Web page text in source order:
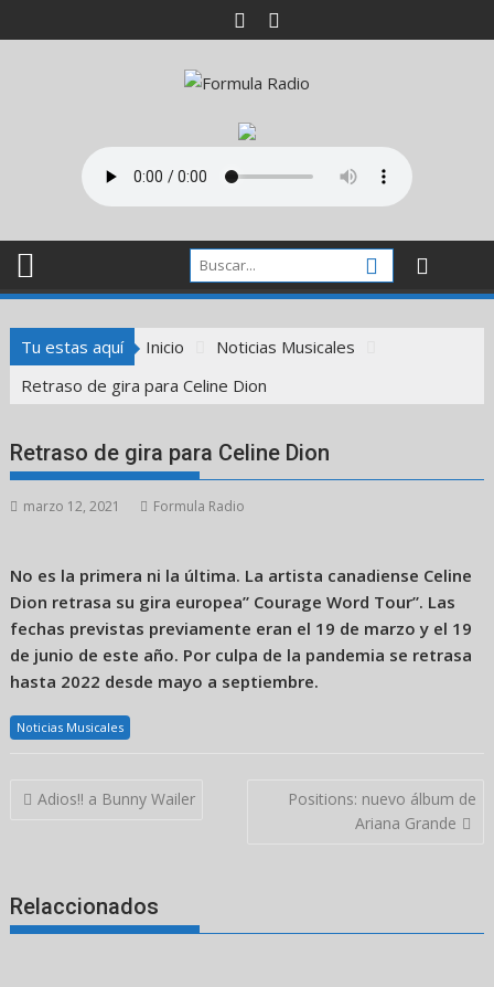
al
Tu estas aquí Inicio
Noticias Musicales
Retraso de gira para Celine Dion
Retraso de gira para Celine Dion
marzo 12, 2021 Formula Radio
No es la primera ni la última. La artista canadiense Celine
Dion retrasa su gira europea” Courage Word Tour”. Las
fechas previstas previamente eran el 19 de marzo y el 19
de junio de este año. Por culpa de la pandemia se retrasa
hasta 2022 desde mayo a septiembre.
Noticias Musicales
Navegación
Adios!! a Bunny Wailer
Positions: nuevo álbum de
Ariana Grande
Relaccionados